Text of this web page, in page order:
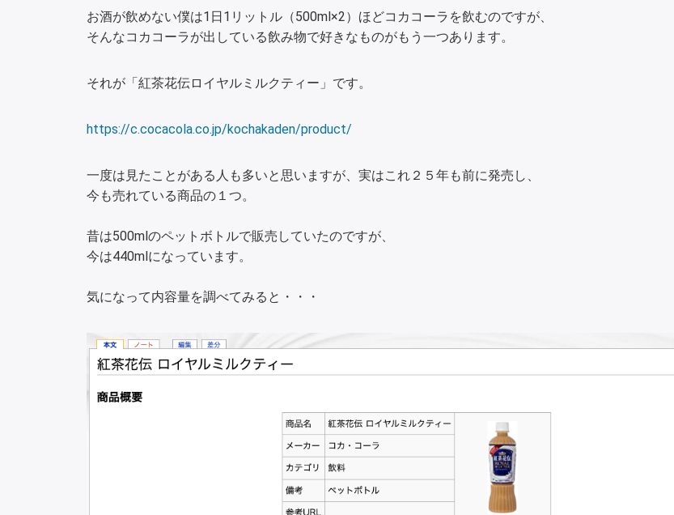
お酒が飲めない僕は1日1リットル（500ml×2）ほどコカコーラを飲むのですが、
そんなコカコーラが出している飲み物で好きなものがもう一つあります。
それが「紅茶花伝ロイヤルミルクティー」です。
https://c.cocacola.co.jp/kochakaden/product/
一度は見たことがある人も多いと思いますが、実はこれ２５年も前に発売し、
今も売れている商品の１つ。
昔は500mlのペットボトルで販売していたのですが、
今は440mlになっています。
気になって内容量を調べてみると・・・